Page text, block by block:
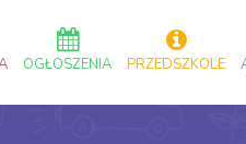
OGŁOSZENIA PRZEDSZKOLE